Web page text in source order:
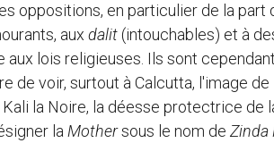
oppositions, en particulier de la part
aux dalit (intouchables) et à
lois religieuses. Ils sont
de voir, surtout à Calcutta, l'image
la Noire, la déesse protectrice de
la Mothersous le nom de Zinda